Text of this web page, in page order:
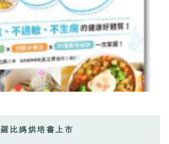
羅比媽烘培書上市